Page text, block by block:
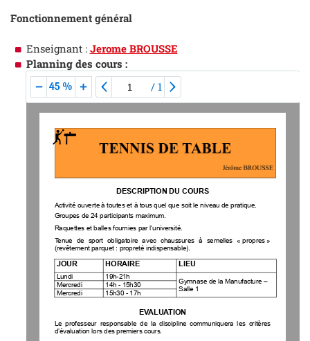
Fonctionnement général
Enseignant : Jerome BROUSSE
Planning des cours :
45 % /1
DESCRIPTION DU COURS
Activité ouverte à toutes et à tous quel que soit le niveau de pratique.
Groupes de 24 participants maximum.
Raquettes et balles fournies par l’université.
Tenue de sport obligatoire avec chaussures à semelles
« propres »
(revêtement parquet : propreté indispensable).
JOUR HORAIRE LIEU
Lundi 19h-21h
Gymnase de la Manufacture –
Salle 1
Mercredi 14h - 15h30
Mercredi
15h30 - 17h
EVALUATION
Le professeur responsable de la discipline communiquera les critères
d’évaluation lors des premiers cours.